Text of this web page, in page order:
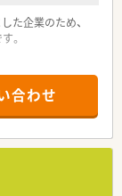
た企業のため、
。
働けます。
か、
ます。
で、
合わせ